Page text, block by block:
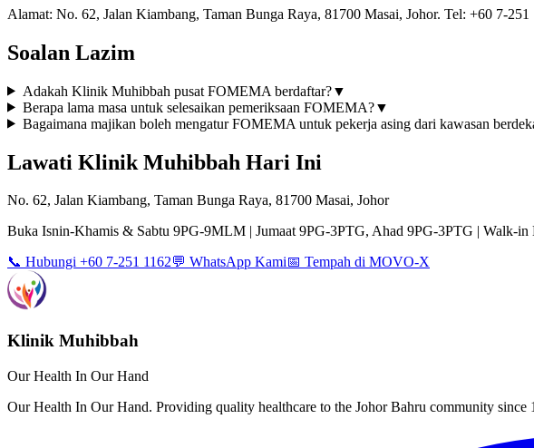
Alamat: No. 62, Jalan Kiambang, Taman Bunga Raya, 81700 Masai, Johor. Tel: +60 7-
Soalan Lazim
Adakah Klinik Muhibbah pusat FOMEMA berdaftar?▼
Berapa lama masa untuk selesaikan pemeriksaan FOMEMA?▼
Bagaimana majikan boleh mengatur FOMEMA untuk pekerja asing dari kawasan
Lawati Klinik Muhibbah Hari Ini
No. 62, Jalan Kiambang, Taman Bunga Raya, 81700 Masai, Johor
Buka Isnin-Khamis & Sabtu 9PG-9MLM | Jumaat 9PG-3PTG, Ahad 9PG-3PTG | Walk-in
📞 Hubungi +60 7-251 1162💬 WhatsApp Kami📅 Tempah di MOVO-X
Klinik Muhibbah
Our Health In Our Hand
Our Health In Our Hand. Providing quality healthcare to the Johor Bahru community since